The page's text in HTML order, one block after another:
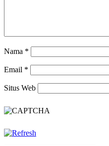
Nama *
Email *
Situs Web